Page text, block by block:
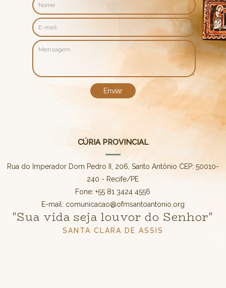
CÚRIA PROVINCIAL
Rua do Imperador Dom Pedro II, 206, Santo Antônio CEP: 50010-
240 - Recife/PE
Fone: +55 81 3424 4556
E-mail: comunicacao@ofmsantoantonio.org
"Sua vida seja louvor do Senhor"
SANTA CLARA DE ASSIS